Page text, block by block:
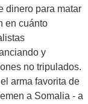
dinero para matar
en cuánto
y
no tripulados.
arma favorita de
a Somalia - a